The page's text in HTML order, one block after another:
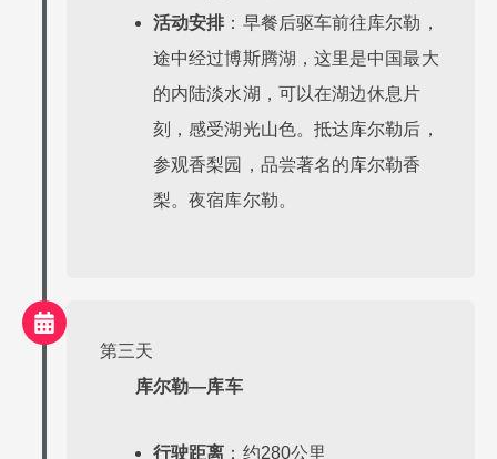
活动安排：早餐后驱车前往库尔勒，
途中经过博斯腾湖，这里是中国最大
的内陆淡水湖，可以在湖边休息片
刻，感受湖光山色。抵达库尔勒后，
参观香梨园，品尝著名的库尔勒香
梨。夜宿库尔勒。
第三天
库尔勒—库车
行驶距离 ：约280公里